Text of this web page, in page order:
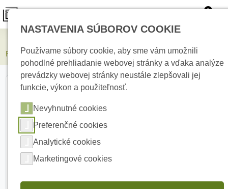
0
PARADOX DIGIPLEX DM70 dual PIR detektor
NASTAVENIA SÚBOROV COOKIE
Používame súbory cookie, aby sme vám umožnili
pohodlné prehliadanie webovej stránky a vďaka analýze
prevádzky webovej stránky neustále zlepšovali jej
funkcie, výkon a použiteľnosť.
Nevyhnutné cookies
Preferenčné cookies
Analytické cookies
Marketingové cookies